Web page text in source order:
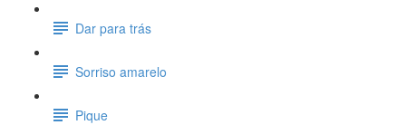
Dar para trás
Sorriso amarelo
Pique